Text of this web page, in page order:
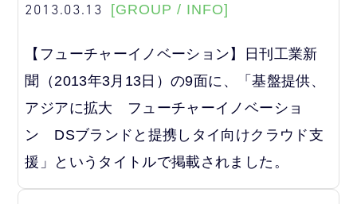
2013.03.13 [GROUP / INFO]
【フューチャーイノベーション】日刊工業新
聞（2013年3月13日）の9面に、「基盤提供、
アジアに拡大 フューチャーイノベーショ
ン DSブランドと提携しタイ向けクラウド支
援」というタイトルで掲載されました。